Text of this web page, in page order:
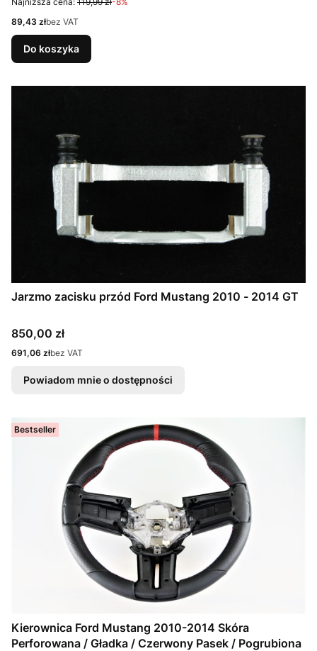
Cena
89,43 złbez VAT
Do koszyka
Jarzmo zacisku przód Ford Mustang 2010 - 2014 GT
Cena
850,00 zł
Cena
691,06 złbez VAT
Powiadom mnie o dostępności
Bestseller
Kierownica Ford Mustang 2010-2014 Skóra
Perforowana / Gładka / Czerwony Pasek / Pogrubiona